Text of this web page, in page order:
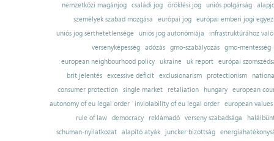
nemzetközi magánjog
családi jog öröklési jog uniós polgárság
személyek szabad mozgása
európai jog európai emberi jogi
uniós jog sérthetetlensége uniós jog autonómiája
infrastruktúrához
versenyképesség adózás gmo-szabályozás gmo-mentesség
european neighbourhood policy
ukraine uk report
európai
brit jelentés excessive deficit exclusionarism protectionism
consumer protection
single market retaliation hungary
european
autonomy of eu legal order
inviolability of eu legal order
european values
rule of law
democracy reklámadó verseny szabadsága
schuman-nyilatkozat alapító atyák juncker bizottság